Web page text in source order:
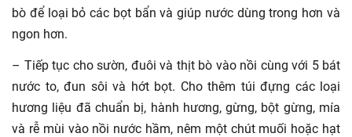
bò để loại bỏ các bọt bẩn và giúp nước dùng trong hơn và
ngon hơn.
– Tiếp tục cho sườn, đuôi và thịt bò vào nồi cùng với 5 bát
nước to, đun sôi và hớt bọt. Cho thêm túi đựng các loại
hương liệu đã chuẩn bị, hành hương, gừng, bột gừng, mía
và rễ mùi vào nồi nước hầm, nêm một chút muối hoặc hạt